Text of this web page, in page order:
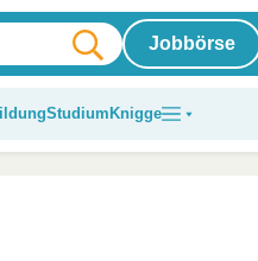
Jobbörse
Studium Knigge